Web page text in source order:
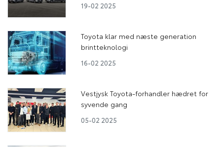
19-02 2025
Toyota klar med næste generation
brintteknologi
16-02 2025
Vestjysk Toyota-forhandler hædret for
syvende gang
05-02 2025